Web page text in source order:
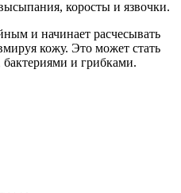
коросты и язвочки.
и начинает расчесывать
кожу. Это может стать
и грибками.